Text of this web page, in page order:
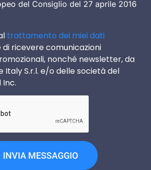
del Consiglio del 27 aprile 2016
trattamento dei miei dati
di ricevere comunicazioni
nonché newsletter, da
Italy S.r.l. e/o delle società del
Inc.
INVIA MESSAGGIO